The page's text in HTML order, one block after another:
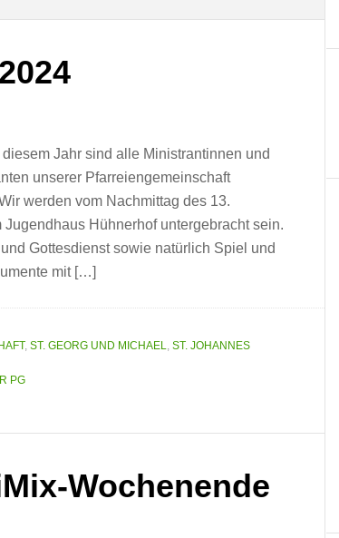
Jahr sind alle Ministrantinnen und
unserer Pfarreiengemeinschaft
werden vom Nachmittag des 13.
Hühnerhof untergebracht sein.
Gottesdienst sowie natürlich Spiel und
mit […]
, ST. GEORG UND MICHAEL, ST. JOHANNES
PG
Wochenende